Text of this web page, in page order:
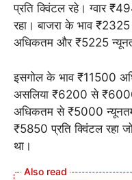
प्रति क्विंटल रहे। ग्वार
रहा। बाजरा के भाव
अधिकतम और ₹5225
इसगोल के भाव ₹11500
असलिया ₹6200 से
अधिकतम से ₹5000
₹5850 प्रति क्विंटल रहा
था।